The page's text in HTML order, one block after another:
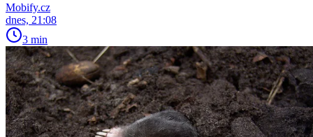
Mobify.cz
dnes, 21:08
3 min